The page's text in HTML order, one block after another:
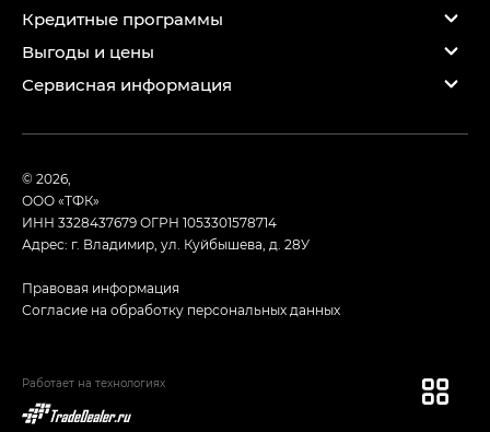
Кредитные программы
Выгоды и цены
Сервисная информация
© 2026,
ООО «ТФК»
ИНН 3328437679ОГРН 1053301578714
Адрес: г. Владимир, ул. Куйбышева, д. 28У
Правовая информация
Согласие на обработку персональных данных
Работает на технологиях